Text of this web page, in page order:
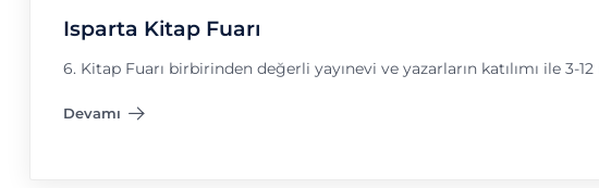
Isparta Kitap Fuarı
6. Kitap Fuarı birbirinden değerli yayınevi ve yazarların katılımı ile
Devamı
"Isparta Kitap Fuarı"